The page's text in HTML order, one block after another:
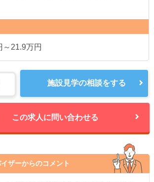
～21.9万円
施設見学の相談をする
この求人に問い合わせる
ザーからのコメント